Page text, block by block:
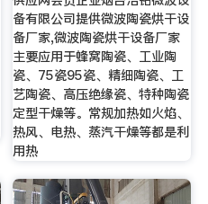
备有限公司提供微波陶瓷烘干设
备厂家,微波陶瓷烘干设备厂家
主要应用于蜂窝陶瓷、工业陶
瓷、75瓷95瓷、精细陶瓷、工
艺陶瓷、高压绝缘瓷、特种陶瓷
定型干燥等。常规加热如火焰、
热风、电热、蒸汽干燥等都是利
用热